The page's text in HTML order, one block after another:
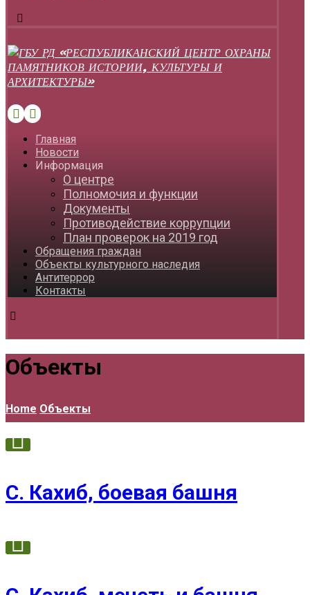
Главная
Новости
Информация
О центре
Полномочия и функции
Документы
Противодействие коррупции
План проверок на 2019 год
Обращения граждан
Объекты культурного наследия
Антитеррор
Контакты
Объекты
Home Объекты
С. Кахиб, боевая башня